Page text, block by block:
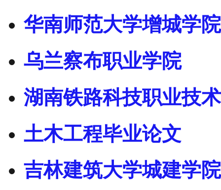
华南师范大学增城学院
乌兰察布职业学院
湖南铁路科技职业技
土木工程毕业论文
吉林建筑大学城建学院